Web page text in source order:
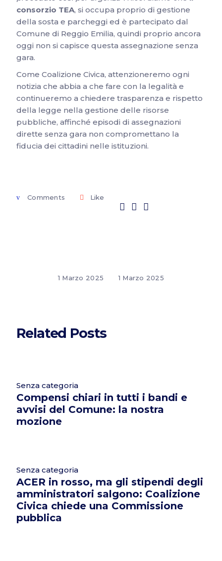
consorzio TEA, si occupa proprio di gestione
della sosta e parcheggi ed è partecipato dal
Comune di Reggio Emilia, quindi proprio ancora
oggi non si capisce questa assegnazione senza
gara.
Come Coalizione Civica, attenzioneremo ogni
notizia che abbia a che fare con la legalità e
continueremo a chiedere trasparenza e rispetto
della legge nella gestione delle risorse
pubbliche, affinché episodi di assegnazioni
dirette senza gara non compromettano la
fiducia dei cittadini nelle istituzioni.
Comments Like
1 Marzo 2025 1 Marzo 2025
Related Posts
Senza categoria
Compensi chiari in tutti i bandi e
avvisi del Comune: la nostra
mozione
Senza categoria
ACER in rosso, ma gli stipendi degli
amministratori salgono: Coalizione
Civica chiede una Commissione
pubblica